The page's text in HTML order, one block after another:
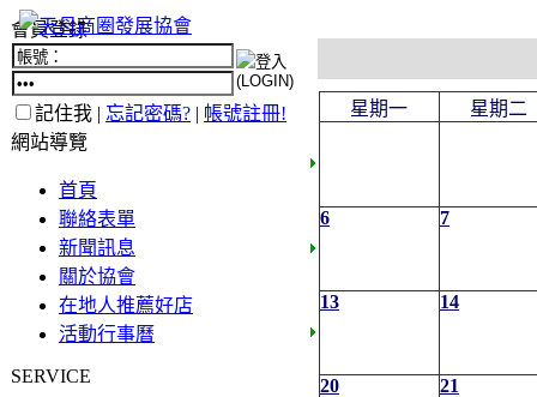
會員登錄
記住我 | 忘記密碼? | 帳號註冊!
網站導覽
首頁
聯絡表單
新聞訊息
關於協會
在地人推薦好店
活動行事曆
SERVICE
星期一 星期二
6 7
13 14
20 21